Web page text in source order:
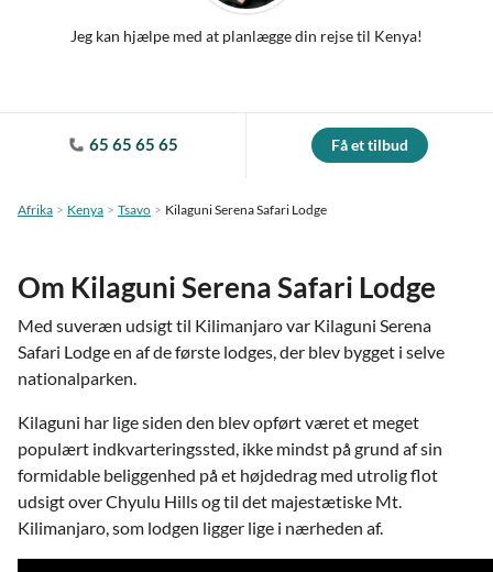
Jeg kan hjælpe med at planlægge din rejse til Kenya!
65 65 65 65 Få et tilbud
Afrika Kenya Tsavo Kilaguni Serena Safari Lodge
Om Kilaguni Serena Safari Lodge
Med suveræn udsigt til Kilimanjaro var Kilaguni Serena
Safari Lodge en af de første lodges, der blev bygget i selve
nationalparken.
Kilaguni har lige siden den blev opført været et meget
populært indkvarteringssted, ikke mindst på grund af sin
formidable beliggenhed på et højdedrag med utrolig flot
udsigt over Chyulu Hills og til det majestætiske Mt.
Kilimanjaro, som lodgen ligger lige i nærheden af.